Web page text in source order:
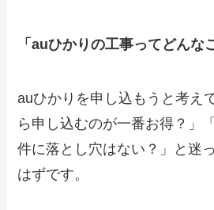
「auひかりの工事ってどんな
auひかりを申し込もうと考え
ら申し込むのが一番お得？」
件に落とし穴はない？」と迷
はずです。